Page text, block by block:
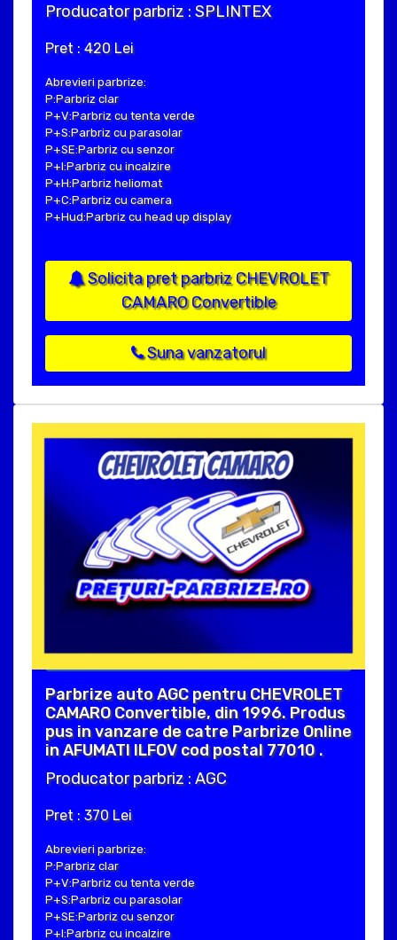
Producator parbriz : SPLINTEX
Pret : 420 Lei
Abrevieri parbrize:
P:Parbriz clar
P+V:Parbriz cu tenta verde
P+S:Parbriz cu parasolar
P+SE:Parbriz cu senzor
P+I:Parbriz cu incalzire
P+H:Parbriz heliomat
P+C:Parbriz cu camera
P+Hud:Parbriz cu head up display
Solicita pret parbriz CHEVROLET
CAMARO Convertible
Suna vanzatorul
Parbrize auto AGC pentru CHEVROLET
CAMARO Convertible, din 1996. Produs
pus in vanzare de catre Parbrize Online
in AFUMATI ILFOV cod postal 77010 .
Producator parbriz : AGC
Pret : 370 Lei
Abrevieri parbrize:
P:Parbriz clar
P+V:Parbriz cu tenta verde
P+S:Parbriz cu parasolar
P+SE:Parbriz cu senzor
P+I:Parbriz cu incalzire